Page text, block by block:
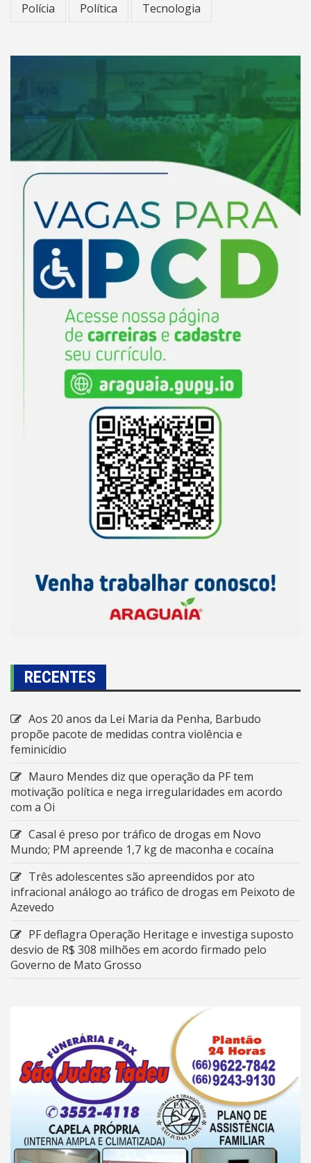
Polícia Política Tecnologia
RECENTES
Aos 20 anos da Lei Maria da Penha, Barbudo
propõe pacote de medidas contra violência e
feminicídio
Mauro Mendes diz que operação da PF tem
motivação política e nega irregularidades em acordo
com a Oi
Casal é preso por tráfico de drogas em Novo
Mundo; PM apreende 1,7 kg de maconha e cocaína
Três adolescentes são apreendidos por ato
infracional análogo ao tráfico de drogas em Peixoto de
Azevedo
PF deflagra Operação Heritage e investiga suposto
desvio de R$ 308 milhões em acordo firmado pelo
Governo de Mato Grosso